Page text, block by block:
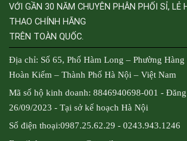
VỚI GẦN 30 NĂM CHUYÊN PHÂN PHỐI SỈ, LẺ
THAO CHÍNH HÃNG
TRÊN TOÀN QUỐC.
Địa chỉ: Số 65, Phố Hàm Long – Phường Hàng
Hoàn Kiếm – Thành Phố Hà Nội – Việt Nam
Mã số hộ kinh doanh: 8846940698-001 -
26/09/2023 - Tại sở kế hoạch Hà Nội
Số điện thoại:0987.25.62.29 - 0243.943.1246